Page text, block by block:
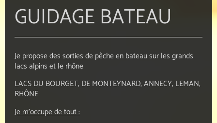
GUIDAGE BATEAU
Je propose des sorties de pêche en bateau sur les grands
lacs alpins et le rhône
LACS DU BOURGET, DE MONTEYNARD, ANNECY, LEMAN,
RHÔNE
Je m'occupe de tout :